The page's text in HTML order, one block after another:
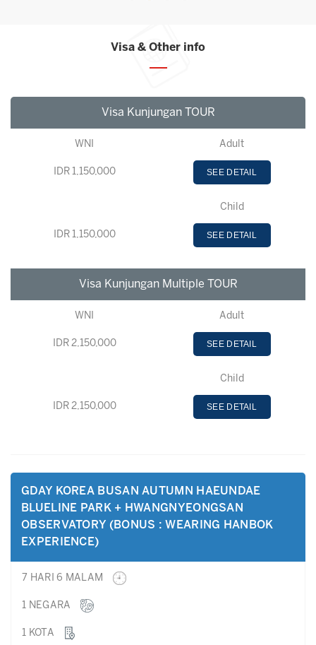
Visa & Other info
Visa Kunjungan TOUR
WNI Adult
IDR 1,150,000 SEE DETAIL
Child
IDR 1,150,000 SEE DETAIL
Visa Kunjungan Multiple TOUR
WNI Adult
IDR 2,150,000 SEE DETAIL
Child
IDR 2,150,000 SEE DETAIL
GDAY KOREA BUSAN AUTUMN HAEUNDAE
BLUELINE PARK + HWANGNYEONGSAN
OBSERVATORY (BONUS : WEARING HANBOK
EXPERIENCE)
7 HARI 6 MALAM
1 NEGARA
1 KOTA